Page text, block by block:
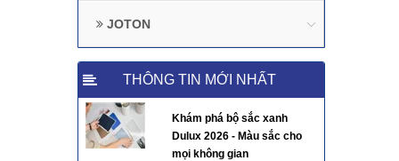
JOTON
THÔNG TIN MỚI NHẤT
Khám phá bộ sắc xanh
Dulux 2026 - Màu sắc cho
mọi không gian